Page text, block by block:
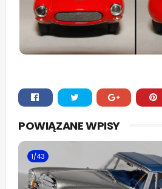
POWIĄZANE WPISY
1/43